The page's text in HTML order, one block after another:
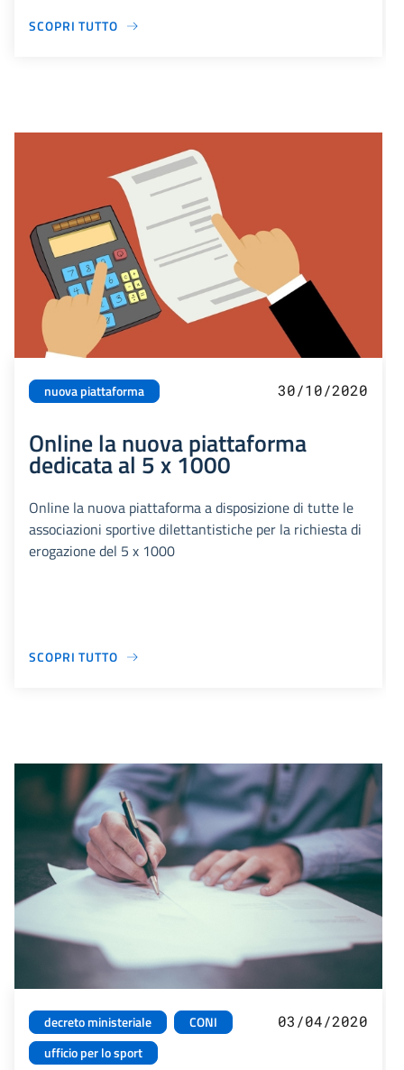
SCOPRI TUTTO
nuova piattaforma 30/10/2020
Online la nuova piattaforma
dedicata al 5 x 1000
Online la nuova piattaforma a disposizione di tutte le
associazioni sportive dilettantistiche per la richiesta di
erogazione del 5 x 1000
SCOPRI TUTTO
decreto ministeriale
CONI
ufficio per lo sport
03/04/2020